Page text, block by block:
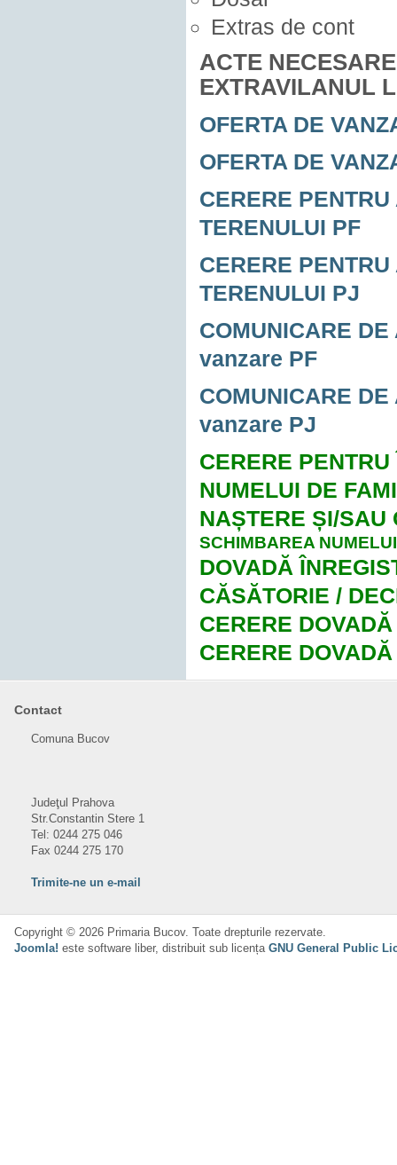
Extras de cont
ACTE
EXTRAVILANUL
OFERTA DE
OFERTA DE
CERERE
TERENULUI PF
CERERE
TERENULUI PJ
COMUNICARE
vanzare PF
COMUNICARE
vanzare PJ
CERERE
NUMELUI DE
NAȘTERE ȘI/SAU
SCHIMBAREA
DOVADĂ
CĂSĂTORIE /
CERERE
CERERE
Contact
Comuna Bucov
Judeţul Prahova
Str.Constantin Stere 1
Tel: 0244 275 046
Fax 0244 275 170
Trimite-ne un e-mail
Copyright © 2026 Primaria Bucov. Toate drepturile rezervate.
Joomla! este software liber, distribuit sub licența GNU General Public